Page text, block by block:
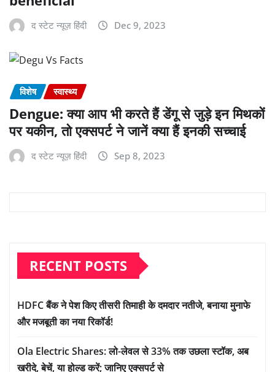
द स्टेट न्यूज़ हिंदी Dec 9, 2023
विशेष स्वास्थ्य
Dengue: क्या आप भी करते हैं डेंगू से जुड़े इन मिथकों
पर यकीन, तो एक्सपर्ट ने जानें क्या हैं इनकी सच्चाई
द स्टेट न्यूज़ हिंदी Sep 8, 2023
RECENT POSTS
HDFC बैंक ने पेश किए तीसरी तिमाही के दमदार नतीजे, बनाया मुनाफे
और मजबूती का नया रिकॉर्ड!
Ola Electric Shares: लो-लेवल से 33% तक उछला स्टॉक, अब
खरीदे, बेचें, या होल्ड करें; जानिए एक्सपर्ट से